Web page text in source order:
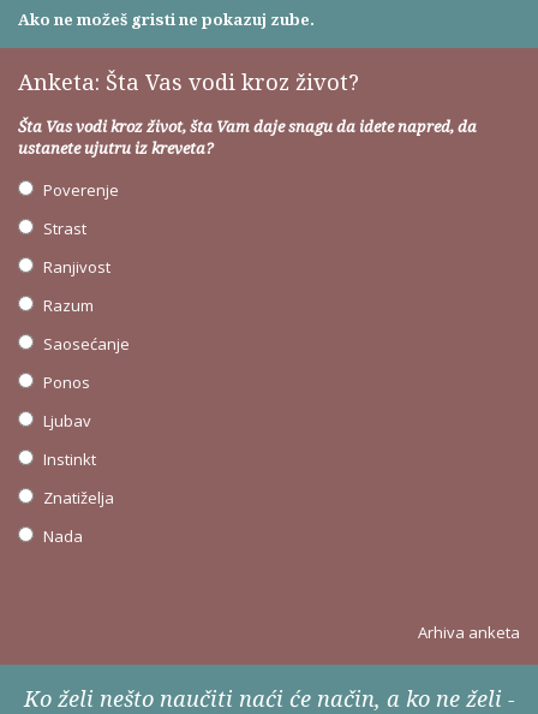
Ako ne možeš gristi ne pokazuj zube.
Anketa: Šta Vas vodi kroz život?
Šta Vas vodi kroz život, šta Vam daje snagu da idete napred, da
ustanete ujutru iz kreveta?
Poverenje
Strast
Ranjivost
Razum
Saosećanje
Ponos
Ljubav
Instinkt
Znatiželja
Nada
Arhiva anketa
Ko želi nešto naučiti naći će način, a ko ne želi -